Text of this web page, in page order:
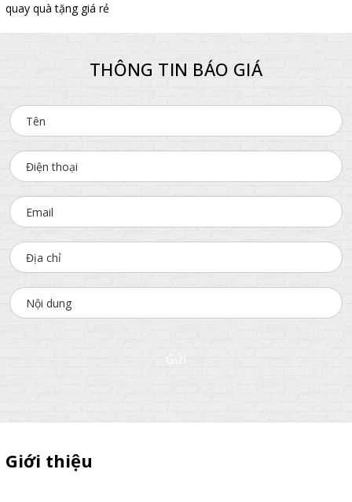
quay quà tặng giá rẻ
THÔNG TIN BÁO GIÁ
Gửi
Giới thiệu